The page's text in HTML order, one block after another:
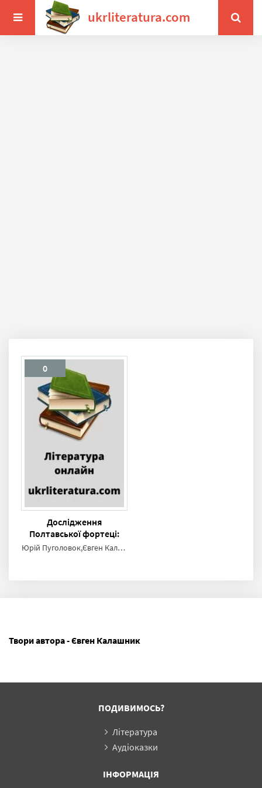
ukrliteratura.com
0
Дослідження
Полтавської фортеці:
Старе місто
Юрій Пуголовок,Євген Калашник
Твори автора - Євген Калашник
ПОДИВИМОСЬ?
Література
Аудіоказки
ІНФОРМАЦІЯ